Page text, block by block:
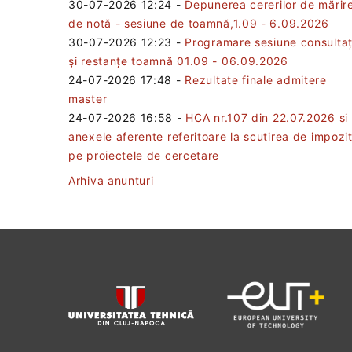
30-07-2026 12:24 - Depunerea cererilor de
de notă - sesiune de toamnă,1.09 - 6.09.2026
30-07-2026 12:23 - Programare sesiune
şi restanțe toamnă 01.09 - 06.09.2026
24-07-2026 17:48 - Rezultate finale admitere
master
24-07-2026 16:58 - HCA nr.107 din 22.07.2026 si
anexele aferente referitoare la scutirea de impozit
pe proiectele de cercetare
Arhiva anunturi